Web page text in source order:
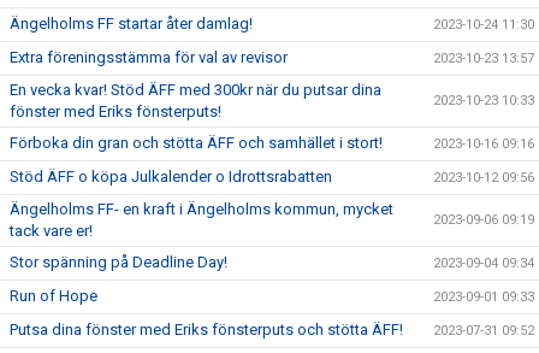
Ängelholms FF startar åter damlag! 2023-10-24 11:30
Extra föreningsstämma för val av revisor 2023-10-23 13:57
En vecka kvar! Stöd ÄFF med 300kr när du putsar dina
fönster med Eriks fönsterputs!
2023-10-23 10:33
Förboka din gran och stötta ÄFF och samhället i stort! 2023-10-16 09:16
Stöd ÄFF o köpa Julkalender o Idrottsrabatten 2023-10-12 09:56
Ängelholms FF- en kraft i Ängelholms kommun, mycket
tack vare er!
2023-09-06 09:19
Stor spänning på Deadline Day! 2023-09-04 09:34
Run of Hope 2023-09-01 09:33
Putsa dina fönster med Eriks fönsterputs och stötta ÄFF! 2023-07-31 09:52